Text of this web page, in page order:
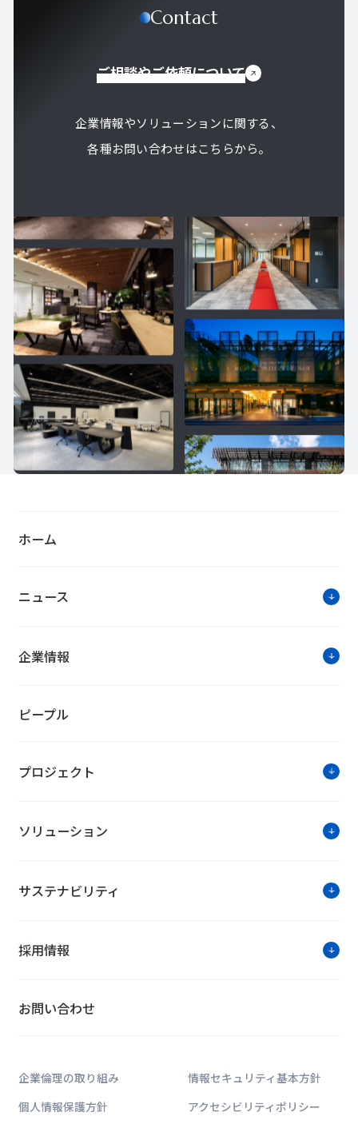
Contact
ご相談やご依頼について
企業情報やソリューションに関する、
各種お問い合わせはこちらから。
ホーム
ニュース
企業情報
ピープル
プロジェクト
ソリューション
サステナビリティ
採用情報
お問い合わせ
企業倫理の取り組み
情報セキュリティ基本方針
個人情報保護方針
アクセシビリティポリシー